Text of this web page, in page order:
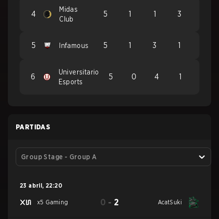
4
Midas
Club
5 1 1 3
5 Infamous 5 1 3 1
6
Universitario
Esports
5 0 4 1
PARTIDAS
Group Stage - Group A
23 abril, 22:20
x5 Gaming 0 - 2 AcatSuki